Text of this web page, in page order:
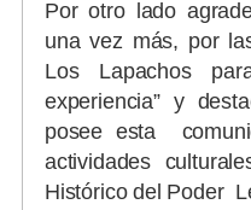
Por otro lado
una vez más, por
Los Lapachos
experiencia” y
posee esta
actividades
Histórico del Poder